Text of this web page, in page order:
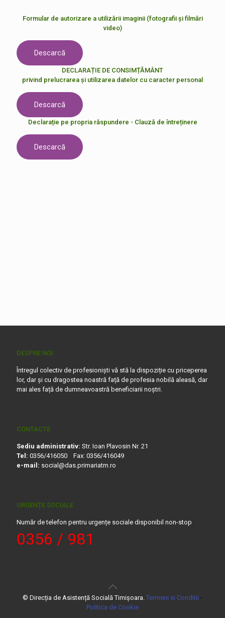
Formular de autorizare a utilizării imaginii (fotografii și filmări
video)
Descarcă
DECLARAȚIE DE CONSIMȚĂMÂNT
privind prelucrarea și utilizarea datelor cu caracter personal
Descarcă
Declarație pe propria răspundere - Clauză de întreținere
Descarcă
DESPRE NOI
Întregul colectiv de profesioniști vă stă la dispoziție cu priceperea
lor, dar și cu dragostea noastră față de profesia nobilă aleasă, dar
mai ales față de dumneavoastră beneficiarii noștri.
CONTACTE
Sediu administrativ: Str. Ioan Plavosin Nr. 21
Tel: 0356/416050 Fax: 0356/416049
e-mail: social@das.primariatm.ro
URGENȚE SOCIALE
Număr de telefon pentru urgențe sociale disponibil non-stop
0356 / 981
© Direcția de Asistență Socială Timișoara. Termeni si Conditii -
Politica de Cookie